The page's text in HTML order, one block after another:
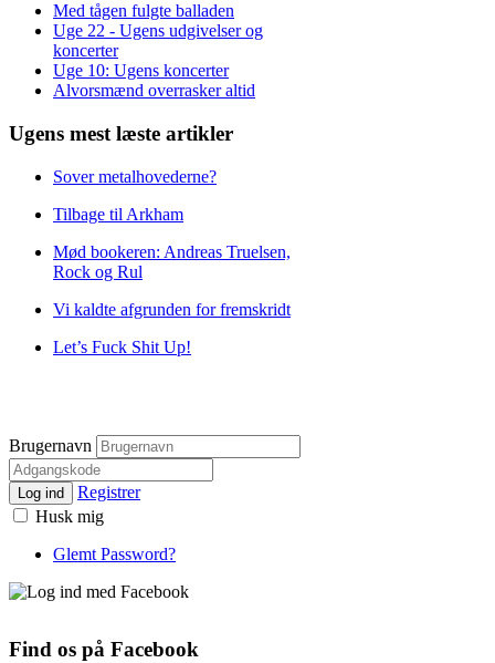
Med tågen fulgte balladen
Uge 22 - Ugens udgivelser og
koncerter
Uge 10: Ugens koncerter
Alvorsmænd overrasker altid
Ugens mest læste artikler
Sover metalhovederne?
Tilbage til Arkham
Mød bookeren: Andreas Truelsen,
Rock og Rul
Vi kaldte afgrunden for fremskridt
Let’s Fuck Shit Up!
Brugernavn
Log ind
Registrer
Husk mig
Glemt Password?
Find os på Facebook